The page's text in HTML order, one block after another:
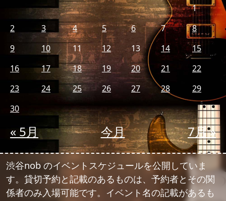
« 5月 今月 7月 »
1
2
3 4 5 6 7
8
9
10 11 12 13 14
15
16
17 18 19 20 21
22
23
24 25 26 27 28
29
30
渋谷nob のイベントスケジュールを公開していま
す。貸切予約と記載のあるものは、予約者とその関
係者のみ入場可能です。イベント名の記載があるも